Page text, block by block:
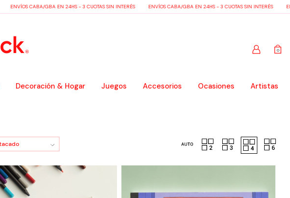
ENVÍOS CABA/GBA EN 24HS - 3 CUOTAS SIN INTERÉS ENVÍOS CABA/GBA EN 24HS - 3 CUOTAS SIN INTERÉS
0
Decoración & Hogar Juegos Accesorios Ocasiones Artistas